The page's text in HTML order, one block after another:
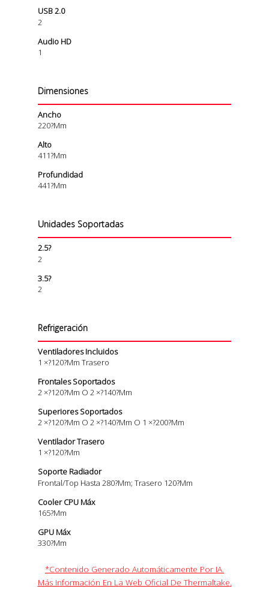
USB 2.0
2
Audio HD
1
Dimensiones
Ancho
220?mm
Alto
411?mm
Profundidad
441?mm
Unidades Soportadas
2.5?
2
3.5?
2
Refrigeración
Ventiladores Incluidos
1 ×?120?mm Trasero
Frontales Soportados
2 ×?120?mm O 2 ×?140?mm
Superiores Soportados
2 ×?120?mm O 2 ×?140?mm O 1 ×?200?mm
Ventilador Trasero
1 ×?120?mm
Soporte Radiador
Frontal/Top Hasta 280?mm; Trasero 120?mm
Cooler CPU Máx
165?mm
GPU Máx
330?mm
*Contenido Generado Automáticamente Por IA.
Más Información En La Web Oficial De Thermaltake.